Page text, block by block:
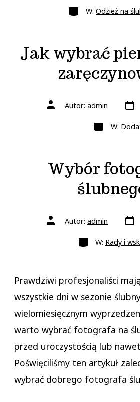
Kategorie
W: Odzież na
Jak wybrać
Autor
wpisuAutor: admin Data
Kategorie
W:
Wybór
Autor
wpisuAutor: admin Data
Kategorie
W: Rady i
Prawdziwi profesjonaliści
wszystkie dni w sezonie
wielomiesięcznym
warto wybrać fotografa na
przed uroczystością lub
Poświęciliśmy ten artykuł
wybrać dobrego fotografa